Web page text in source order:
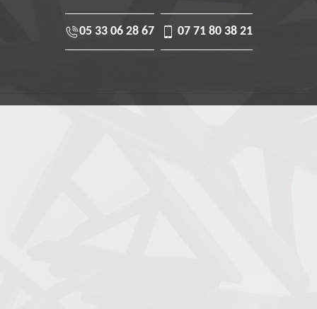
05 33 06 28 67 07 71 80 38 21